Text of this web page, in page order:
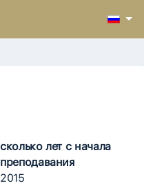
сколько лет с начала
преподавания
2015